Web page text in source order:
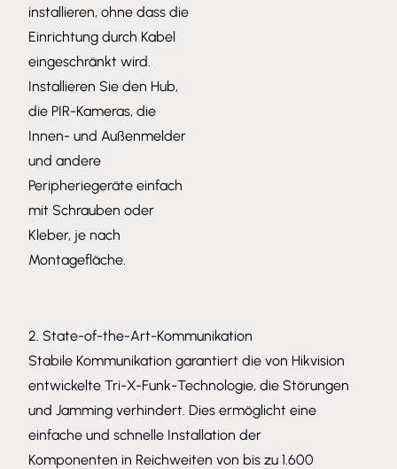
installieren, ohne dass die
Einrichtung durch Kabel
eingeschränkt wird.
Installieren Sie den Hub,
die PIR-Kameras, die
Innen- und Außenmelder
und andere
Peripheriegeräte einfach
mit Schrauben oder
Kleber, je nach
Montagefläche.
2. State-of-the-Art-Kommunikation
Stabile Kommunikation garantiert die von Hikvision
entwickelte Tri-X-Funk-Technologie, die Störungen
und Jamming verhindert. Dies ermöglicht eine
einfache und schnelle Installation der
Komponenten in Reichweiten von bis zu 1.600